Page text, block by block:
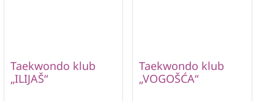
Taekwondo klub
„ILIJAŠ“
Taekwondo klub
„VOGOŠĆA“